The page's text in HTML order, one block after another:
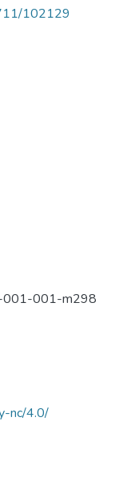
102129
001-m298
nc/4.0/